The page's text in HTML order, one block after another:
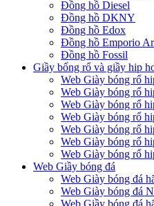
Đồng hồ Diesel
Đồng hồ DKNY
Đồng hồ Edox
Đồng hồ Emporio
Đồng hồ Fossil
Giầy bống rổ và giầy hip
Web Giày bóng rổ
Web Giày bóng rổ
Web Giày bóng rổ
Web Giày bóng rổ
Web Giày bóng rổ
Web Giày bóng rổ
Web Giày bóng rổ
Web Giầy bóng đá
Web Giày bóng đá
Web Giày bóng đá
Web Giầy bóng đá